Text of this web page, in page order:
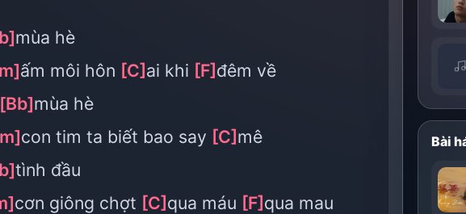
mùa hè
ấm môi hôn [C]ai khi [F]đêm về
[Bb]mùa hè
con tim ta biết bao say [C]mê
tình đầu
cơn giông chợt [C]qua máu [F]qua mau
Bài